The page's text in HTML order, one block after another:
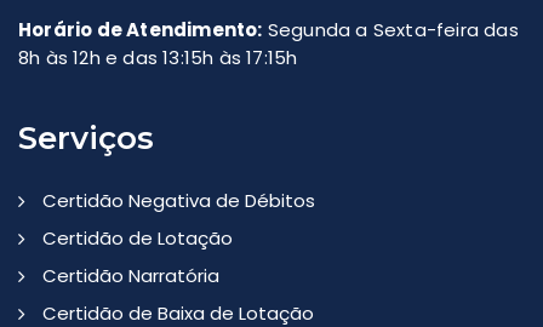
Horário de Atendimento: Segunda a Sexta-feira das
8h às 12h e das 13:15h às 17:15h
Serviços
Certidão Negativa de Débitos
Certidão de Lotação
Certidão Narratória
Certidão de Baixa de Lotação